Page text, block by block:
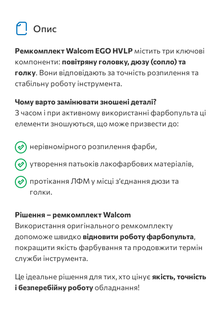
Опис
РемкомплектWalcom EGO HVLPмістить три ключові
компоненти: повітряну головку, дюзу (сопло) та
голку. Вони відповідають за точність розпилення та
стабільну роботу інструмента.
Чому варто замінювати зношені деталі?
З часом і при активному використанні фарбопульта ці
елементи зношуються, що може призвести до:
нерівномірного розпилення фарби,
утворення патьоків лакофарбових матеріалів,
протікання ЛФМ у місці з’єднання дюзи та
голки.
Рішення – ремкомплект Walcom
Використання оригінального ремкомплекту
допоможе швидковідновити роботу фарбопульта,
покращити якість фарбування та продовжити термін
служби інструмента.
Це ідеальне рішення для тих, хто цінує якість, точність
і безперебійну роботуобладнання!